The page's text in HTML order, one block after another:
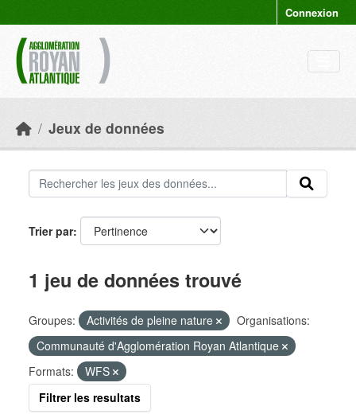
Connexion
Jeux de données
Trier par
1 jeu de données trouvé
Groupes: Activités de pleine nature
Organisations:
Communauté d'Agglomération Royan Atlantique
Formats:
WFS
Filtrer les resultats